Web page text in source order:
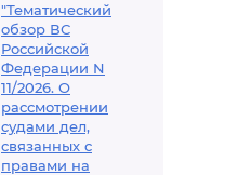
"Тематический
обзор ВС
Российской
Федерации N
11/2026. О
рассмотрении
судами дел,
связанных с
правами на